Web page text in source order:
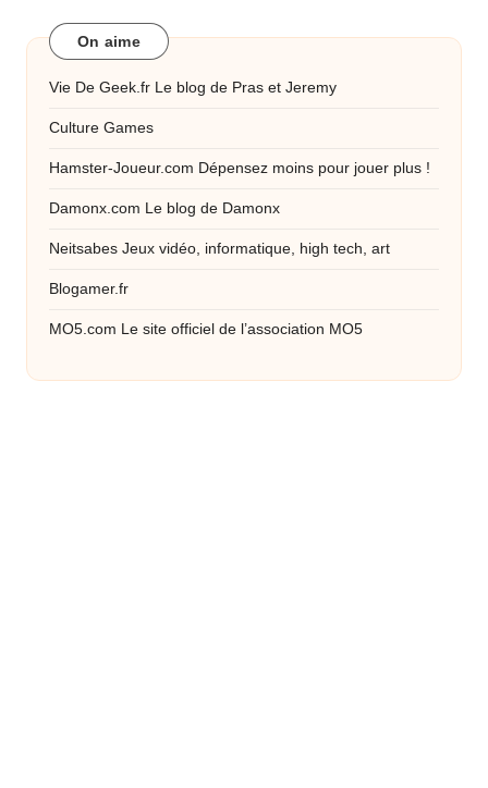
On aime
Vie De Geek.fr Le blog de Pras et Jeremy
Culture Games
Hamster-Joueur.com Dépensez moins pour jouer plus !
Damonx.com Le blog de Damonx
Neitsabes Jeux vidéo, informatique, high tech, art
Blogamer.fr
MO5.com Le site officiel de l’association MO5